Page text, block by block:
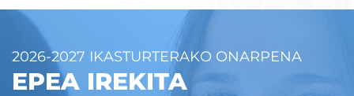
2026-2027 IKASTURTERAKO ONARPENA
EPEA IREKITA